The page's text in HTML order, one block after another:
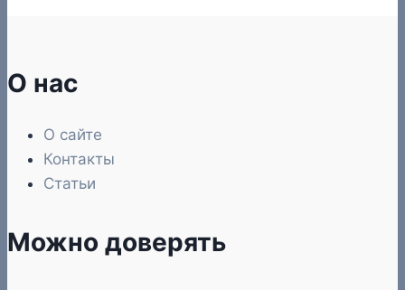
О нас
О сайте
Контакты
Статьи
Можно доверять